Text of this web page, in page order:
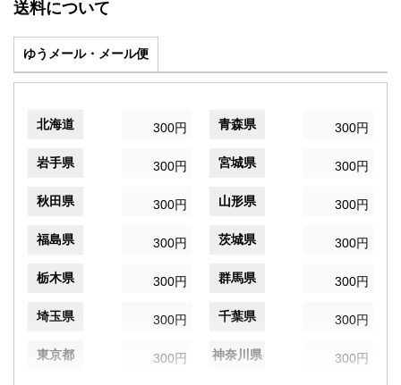
送料について
ゆうメール・メール便
北海道 300円 青森県 300円
岩手県 300円 宮城県 300円
秋田県 300円 山形県 300円
福島県 300円 茨城県 300円
栃木県 300円 群馬県 300円
埼玉県 300円 千葉県 300円
東京都 300円 神奈川県 300円